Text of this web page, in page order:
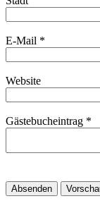
E-Mail *
Website
Gästebucheintrag *